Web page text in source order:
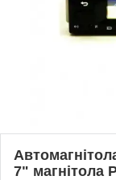
7" магнітола